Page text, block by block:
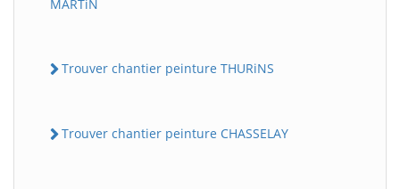
MARTiN
Trouver chantier peinture THURiNS
Trouver chantier peinture CHASSELAY